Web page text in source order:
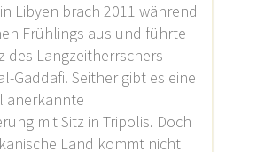
Libyen brach 2011 während
Frühlings aus und führte
des Langzeitherrschers
Gaddafi. Seither gibt es eine
anerkannte
mit Sitz in Tripolis. Doch
Land kommt nicht